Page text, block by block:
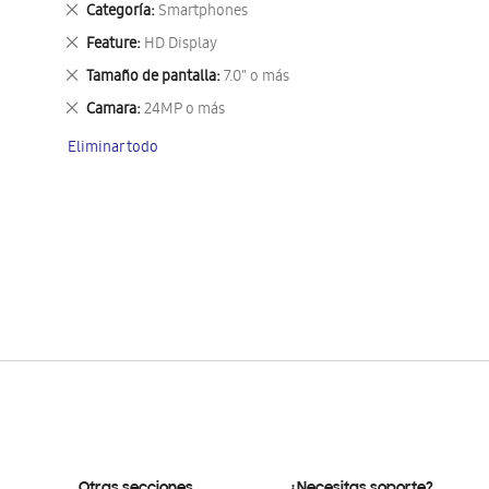
Categoría Smartphones
Eliminar
este
artículo
Feature HD Display
Eliminar
este
artículo
Tamaño de pantalla 7.0" o más
Eliminar
este
artículo
Camara 24MP o más
Eliminar
artículo
Eliminar todo